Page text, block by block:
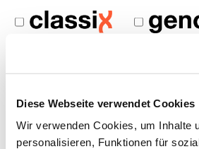
Diese Webseite verwendet Cookies
Wir verwenden Cookies, um Inhalte
personalisieren, Funktionen für
SUCHERGEBNIS ZWS 04/2026